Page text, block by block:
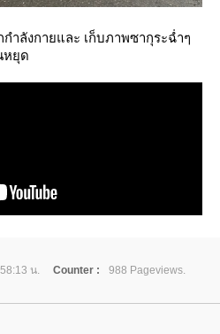
กำลังกายและ เก็บภาพซากุระฉ่ำๆ
หยุด
น. Counter :
988 Pageviews.